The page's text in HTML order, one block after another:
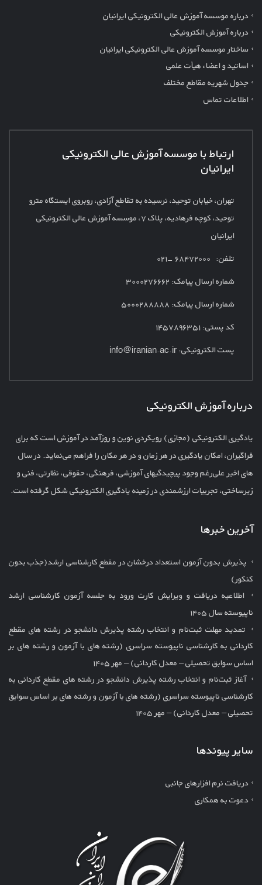
درباره موسسه آموزش عالی الکترونیکی ایرانیان
درباره آموزش الکترونیکی
ساختار موسسه آموزش عالی الکترونیکی ایرانیان
اساتید و اعضاء هیأت علمی
جدول شهریه مقاطع مختلف
اطلاعات تماس
ارتباط با موسسه آموزش عالی الکترونیکی
ایرانیان
تهران، خیابان توحید، نرسیده به تقاطع آزادی، روبروی ایستگاه مترو
توحید، کوچه فرهادیه، پلاک
۷، موسسه آموزش عالی الکترونیکی
ایرانیان
تلفن: ۶۸۴۷۲۰۰۰ -۰۲۱
شماره ارسال پیامک: ۳۰۰۰۲۷۶۶۶۲
شماره ارسال پیامک: ۵۰۰۰۲۸۸۸۸۸
کد پستی: ۱۴۵۷۸۹۶۳۵۱
پست الکترونیکی:info@iranian.ac.ir
درباره آموزش الکترونیکی
یادگیری الکترونیکی (مجازی) رویکردی نوین و روزآمد در آموزش است که برای
فراگیران، امکان یادگیری در هر زمان و در هر مکان را فراهم می‌نماید. در سال
های اخیر علی‌رغم وجود پیچیدگیهای آموزشی، فرهنگی، حقوقی، نظارتی، فنی و
زیرساختی، تجربیات ارزشمندی در زمینه یادگیری الکترونیکی شکل گرفته است.
آخرین خبرها
پذیرش بدون آزمون استعداد درخشان در مقطع کارشناسی ارشد(جذب بدون
کنکور)
اطلاعیه دریافت و ویرایش کارت ورود به جلسه آزمون کارشناسی ارشد
ناپیوسته سال ۱۴۰۵
تمدید مهلت ثبت‌نام و انتخاب رشته پذیرش دانشجو در رشته های مقطع
کاردانی به کارشناسی ناپیوسته سراسری (رشته های با آزمون و رشته های بر
اساس سوابق تحصیلی – معدل کاردانی) – مهر ۱۴۰۵
آغاز ثبت‌نام و انتخاب رشته پذیرش دانشجو در رشته های مقطع کاردانی به
کارشناسی ناپیوسته سراسری (رشته های با آزمون و رشته های بر اساس سوابق
تحصیلی – معدل کاردانی) – مهر ۱۴۰۵
سایر پیوندها
دریافت نرم افزارهای جانبی
دعوت به همکاری